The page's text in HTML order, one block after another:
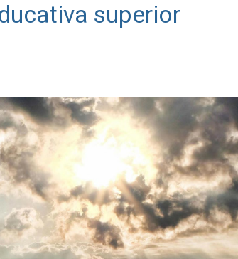
superior